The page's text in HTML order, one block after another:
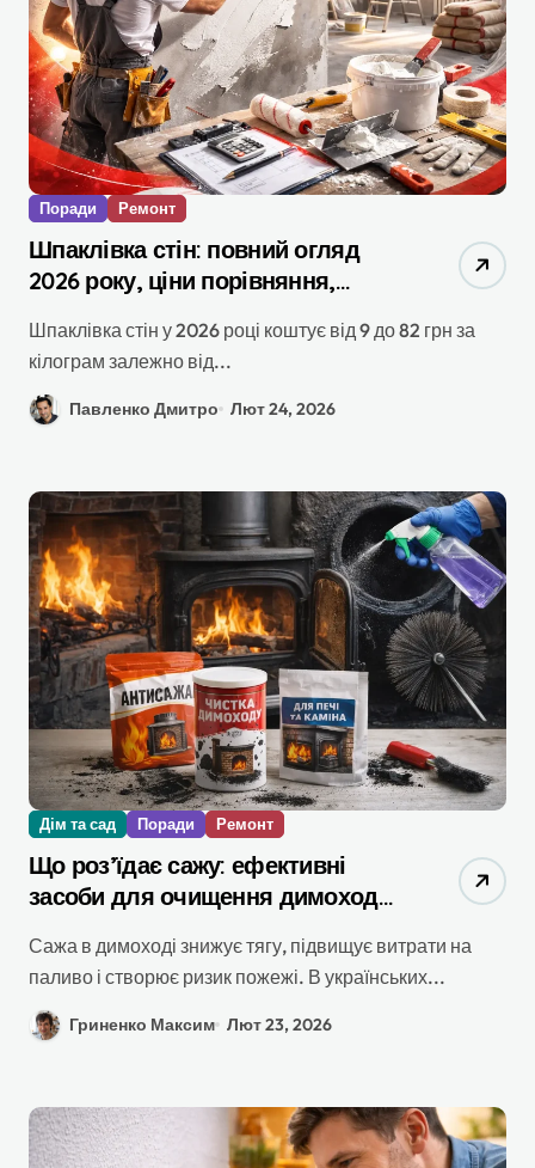
Поради Ремонт
Шпаклівка стін: повний огляд
2026 року, ціни порівняння,
Шпаклівка стін у 2026 році коштує від 9 до 82 грн за
кілограм залежно від...
Павленко Дмитро Лют 24, 2026
Дім та сад Поради Ремонт
Що роз’їдає сажу: ефективні
засоби для очищення димоходу,
Сажа в димоході знижує тягу, підвищує витрати на
паливо і створює ризик пожежі. В українських...
Гриненко Максим Лют 23, 2026